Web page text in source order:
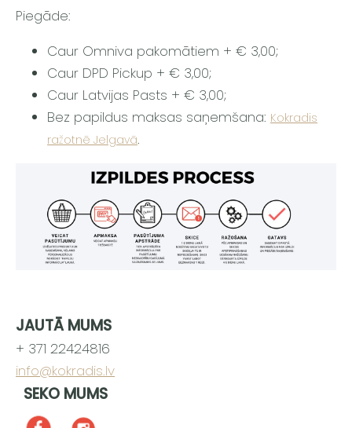
Piegāde:
Caur Omniva pakomātiem + € 3,00;
Caur DPD Pickup + € 3,00;
Caur Latvijas Pasts + € 3,00;
Bez papildus maksas saņemšana: Kokradis
ražotnē Jelgavā.
JAUTĀ MUMS
+ 371 22424816
info@kokradis.lv
SEKO MUMS